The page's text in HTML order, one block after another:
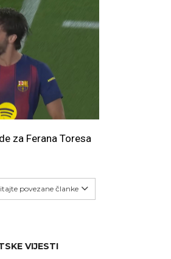
za Ferana Toresa
povezane članke
VIJESTI